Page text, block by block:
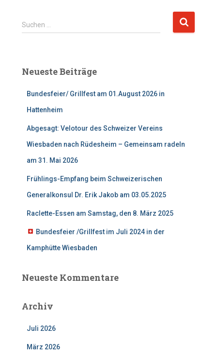
S
u
n
Suchen …
Neueste Beiträge
Bundesfeier/ Grillfest am 01.August 2026 in
Hattenheim
Abgesagt: Velotour des Schweizer Vereins
Wiesbaden nach Rüdesheim – Gemeinsam radeln
am 31. Mai 2026
Frühlings-Empfang beim Schweizerischen
Generalkonsul Dr. Erik Jakob am 03.05.2025
Raclette-Essen am Samstag, den 8. März 2025
Bundesfeier /Grillfest im Juli 2024 in der
Kamphütte Wiesbaden
Neueste Kommentare
Archiv
Juli 2026
März 2026